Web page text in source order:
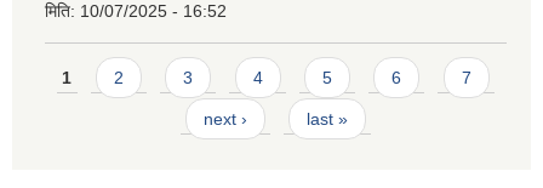
मिति: 10/07/2025 - 16:52
Pages
1 2 3 4 5 6 7
next › last »